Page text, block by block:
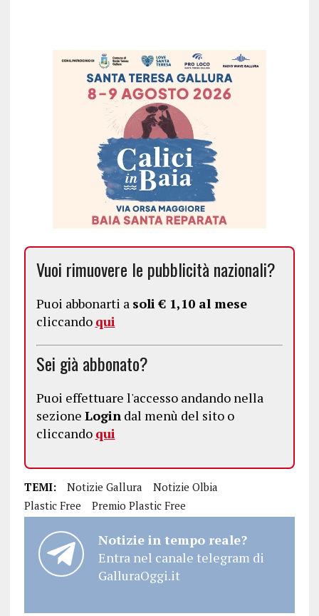
Vuoi rimuovere le pubblicità nazionali?
Puoi abbonarti a soli € 1,10 al mese
cliccando qui
Sei già abbonato?
Puoi effettuare l'accesso andando nella
sezione Logindal menù del sito o
cliccando qui
TEMI: Notizie Gallura
Notizie Olbia
Plastic Free
Premio Plastic Free
Notizie in tempo reale?
Entra nel canale telegram di
GalluraOggi.it